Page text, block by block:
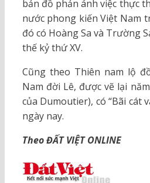
bản đồ phản ánh việc thực
nước phong kiến Việt Nam
đó có Hoàng Sa và Trường
thế kỷ thứ XV.
Cũng theo Thiên nam lộ
Nam đời Lê, được vẽ lại
của Dumoutier), có “Bãi cát
ngày nay.
Theo ĐẤT VIỆT ONLINE